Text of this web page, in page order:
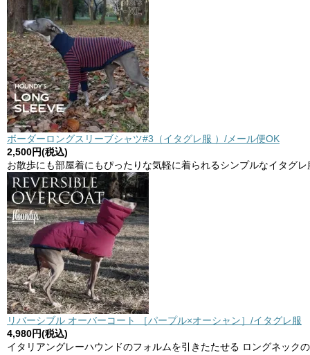
ボーダーロングスリーブシャツ#3（イタグレ服 ）/メール便OK
2,500円(税込)
お散歩にも部屋着にもぴったりな気軽に着られるシンプルなイタグ
リバーシブル オーバーコート ［パープル×オーシャン］/イタグレ服
4,980円(税込)
イタリアングレーハウンドのフォルムを引きたたせる ロングネック